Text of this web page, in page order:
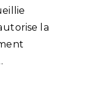
la